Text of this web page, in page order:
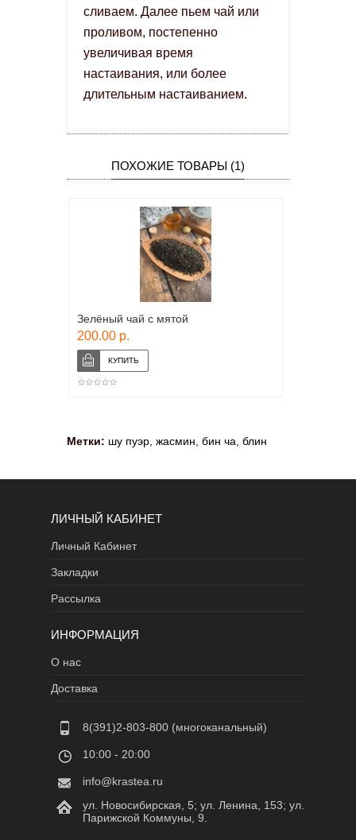
сливаем. Далее пьем чай или
проливом, постепенно
увеличивая время
настаивания, или более
длительным настаиванием.
ПОХОЖИЕ ТОВАРЫ (1)
Зелёный чай с мятой
200.00 р.
Метки: шу пуэр жасмин бин ча блин
ЛИЧНЫЙ КАБИНЕТ
Личный Кабинет
Закладки
Рассылка
ИНФОРМАЦИЯ
О нас
Доставка
8(391)2-803-800 (многоканальный)
10:00 - 20:00
info@krastea.ru
ул. Новосибирская, 5; ул. Ленина, 153; ул.
Парижской Коммуны, 9.